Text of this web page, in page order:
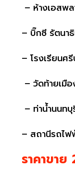
– ห้างเอสพ
– บิ๊กซี รัตนา
– โรงเรียนศ
– วัดท้ายเมื
– ท่าน้ำนนทบุ
– สถานีรถไฟ
ราคาขา